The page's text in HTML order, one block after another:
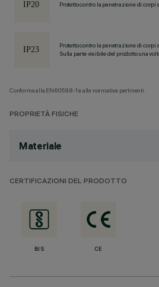
Protetto contro la penetrazione di
Protetto contro la penetrazione di
Sulla parte visibile del prodotto una
Conforme alla EN60598-1 e alle normative pertinenti.
PROPRIETÀ FISICHE
Materiale
CERTIFICAZIONI DEL PRODOTTO
BIS CE